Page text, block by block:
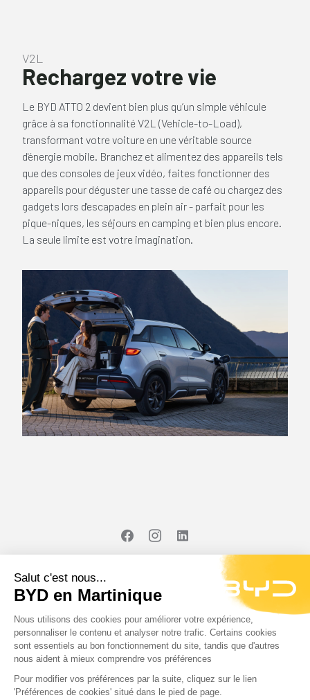
V2L
Rechargez votre vie
Le BYD ATTO 2 devient bien plus qu’un simple véhicule
grâce à sa fonctionnalité V2L (Vehicle-to-Load),
transformant votre voiture en une véritable source
d'énergie mobile. Branchez et alimentez des appareils tels
que des consoles de jeux vidéo, faites fonctionner des
appareils pour déguster une tasse de café ou chargez des
gadgets lors d'escapades en plein air - parfait pour les
pique-niques, les séjours en camping et bien plus encore.
La seule limite est votre imagination.
#SeDéplacerMoinsPolluer
© 2023 BYD Martinique
Découvrir BYD
Simuler vos économies
Contact